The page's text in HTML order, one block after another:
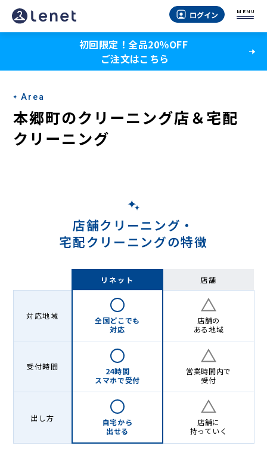
本
郷
の
宅
配
ク
Lenet〈リ
ログイン MENU
初回限定！全品20％OFF
ご注文はこちら
Area
本郷町のクリーニング店＆宅配
クリーニング
店舗クリーニング・
宅配クリーニングの特徴
リネット 店舗
対応地域
全国どこでも
対応
店舗の
ある地域
受付時間
24時間
スマホで受付
営業時間内で
受付
出し方
自宅から
出せる
店舗に
持っていく